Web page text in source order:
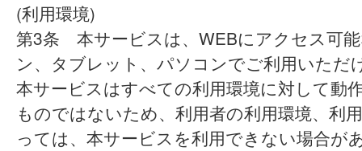
(利用環境)
第3条 本サービスは、WEBにアクセス可
ン、タブレット、パソコンでご利用いただ
本サービスはすべての利用環境に対して動
ものではないため、利用者の利用環境、利
っては、本サービスを利用できない場合が